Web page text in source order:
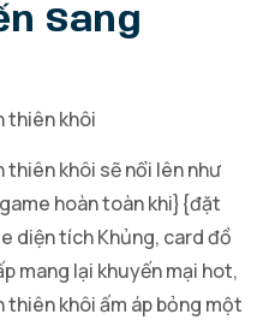
Sang
thiên khôi
khôi sẽ nổi lên như
hoàn toàn khi}{đặt
diện tích Khủng, card đồ
mang lại khuyến mại hot,
khôi ấm áp bỏng một